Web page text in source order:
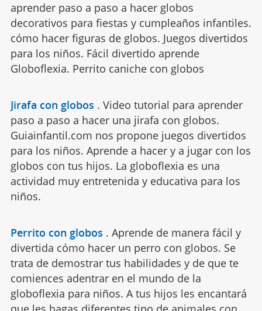
aprender paso a paso a hacer globos
decorativos para fiestas y cumpleaños infantiles.
cómo hacer figuras de globos. Juegos divertidos
para los niños. Fácil divertido aprende
Globoflexia. Perrito caniche con globos
Jirafa con globos . Video tutorial para aprender
paso a paso a hacer una jirafa con globos.
Guiainfantil.com nos propone juegos divertidos
para los niños. Aprende a hacer y a jugar con los
globos con tus hijos. La globoflexia es una
actividad muy entretenida y educativa para los
niños.
Perrito con globos . Aprende de manera fácil y
divertida cómo hacer un perro con globos. Se
trata de demostrar tus habilidades y de que te
comiences adentrar en el mundo de la
globoflexia para niños. A tus hijos les encantará